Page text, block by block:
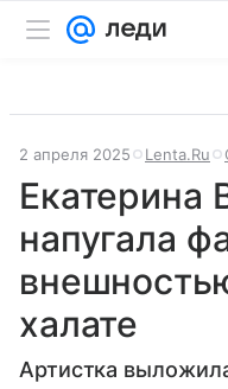
2 апреля 2025 Lenta.Ru
Екатерина
напугала
халате
Артистка